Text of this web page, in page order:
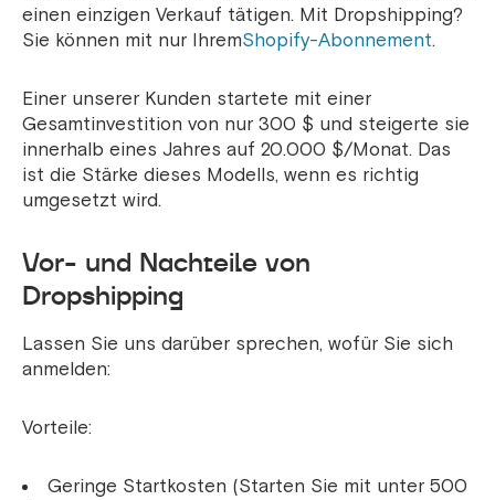
einen einzigen Verkauf tätigen. Mit Dropshipping?
Sie können mit nur IhremShopify-Abonnement.
Einer unserer Kunden startete mit einer
Gesamtinvestition von nur 300 $ und steigerte sie
innerhalb eines Jahres auf 20.000 $/Monat. Das
ist die Stärke dieses Modells, wenn es richtig
umgesetzt wird.
Vor- und Nachteile von
Dropshipping
Lassen Sie uns darüber sprechen, wofür Sie sich
anmelden:
Vorteile:
Geringe Startkosten (Starten Sie mit unter 500